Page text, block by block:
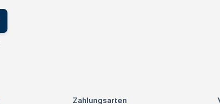
Zahlungsarten